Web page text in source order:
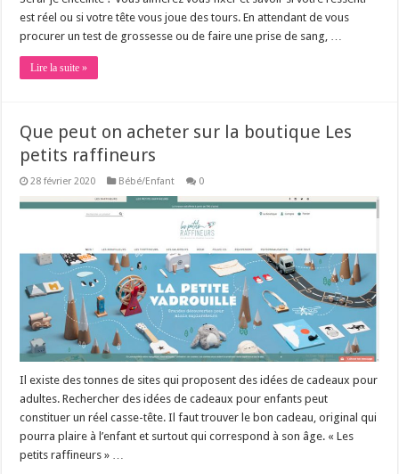
est réel ou si votre tête vous joue des tours. En attendant de vous
procurer un test de grossesse ou de faire une prise de sang, …
Lire la suite »
Que peut on acheter sur la boutique Les
petits raffineurs
28 février 2020 Bébé/Enfant 0
Il existe des tonnes de sites qui proposent des idées de cadeaux pour
adultes. Rechercher des idées de cadeaux pour enfants peut
constituer un réel casse-tête. Il faut trouver le bon cadeau, original qui
pourra plaire à l’enfant et surtout qui correspond à son âge. « Les
petits raffineurs » …